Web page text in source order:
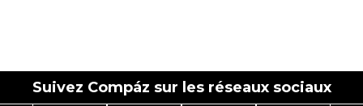
Suivez Compáz sur les réseaux sociaux